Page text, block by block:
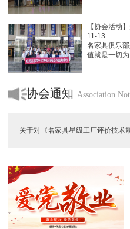
【协会活动
11-13
名家具俱乐
值就是一切为
协会通知 Association
关于对《名家具星级工厂评价技术